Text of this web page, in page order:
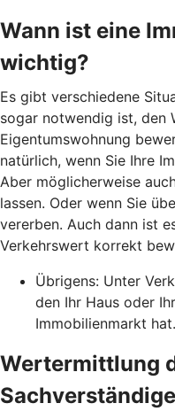
Wann ist eine
wichtig?
Es gibt verschiedene
sogar notwendig ist, den
Eigentumswohnung
natürlich, wenn Sie Ihre
Aber möglicherweise
lassen. Oder wenn Sie
vererben. Auch dann ist
Verkehrswert korrekt
Übrigens: Unter
den Ihr Haus oder
Immobilienmarkt hat.
Wertermittlung